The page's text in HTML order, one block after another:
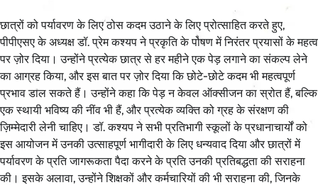
छात्रों को पर्यावरण के लिए ठोस कदम उठाने के लिए प्रोत्साहित करते हुए,
पीपीएसए के अध्यक्ष डॉ. प्रेम कश्यप ने प्रकृति के पोषण में निरंतर प्रयासों के महत्व
पर ज़ोर दिया। उन्होंने प्रत्येक छात्र से हर महीने एक पेड़ लगाने का संकल्प लेने
का आग्रह किया, और इस बात पर ज़ोर दिया कि छोटे-छोटे कदम भी महत्वपूर्ण
प्रभाव डाल सकते हैं। उन्होंने कहा कि पेड़ न केवल ऑक्सीजन का स्रोत हैं, बल्कि
एक स्थायी भविष्य की नींव भी हैं, और प्रत्येक व्यक्ति को ग्रह के संरक्षण की
ज़िम्मेदारी लेनी चाहिए। डॉ. कश्यप ने सभी प्रतिभागी स्कूलों के प्रधानाचार्यों को
इस आयोजन में उनकी उत्साहपूर्ण भागीदारी के लिए धन्यवाद दिया और छात्रों में
पर्यावरण के प्रति जागरूकता पैदा करने के प्रति उनकी प्रतिबद्धता की सराहना
की। इसके अलावा, उन्होंने शिक्षकों और कर्मचारियों की भी सराहना की, जिनके